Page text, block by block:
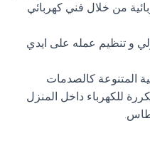
من خلال فني كهربائي
و تنظيم عمله على ايدي
المتنوعة كالصدمات
للكهرباء داخل المنزل